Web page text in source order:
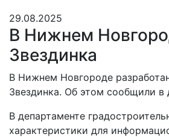
29.08.2025
В Нижнем
Звездинка
В Нижнем Новгороде
Звездинка. Об этом сообщили в
В департаменте
характеристики для